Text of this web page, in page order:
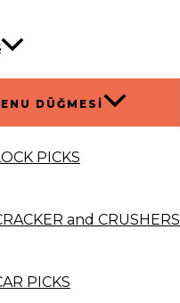
DÜĞMESI
PICKS
and CRUSHERS
PICKS